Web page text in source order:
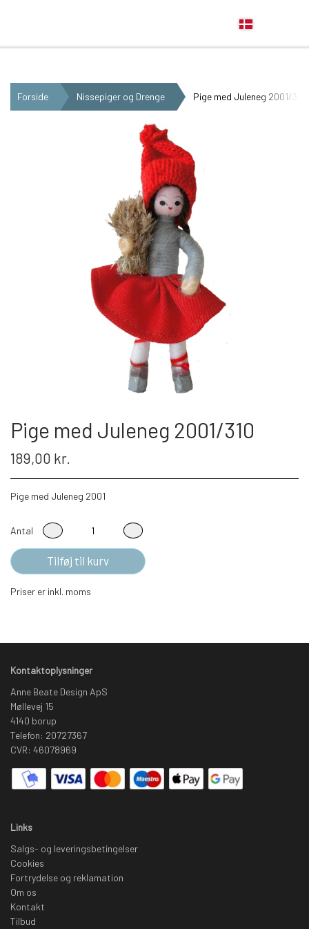
Forside Nissepiger og Drenge Pige med Juleneg 2001/310
Pige med Juleneg 2001/310
189,00 kr.
Pige med Juleneg 2001
Antal
Tilføj til kurv
Priser er inkl. moms
Kontaktoplysninger
Anne Beate Design ApS
Møllevej 15
4140 borup
Telefon: 20727367
CVR: 46078969
Links
Salgs- og leveringsbetingelser
Cookies
Fortrydelse og reklamation
Om os
Kontakt
Tilbud